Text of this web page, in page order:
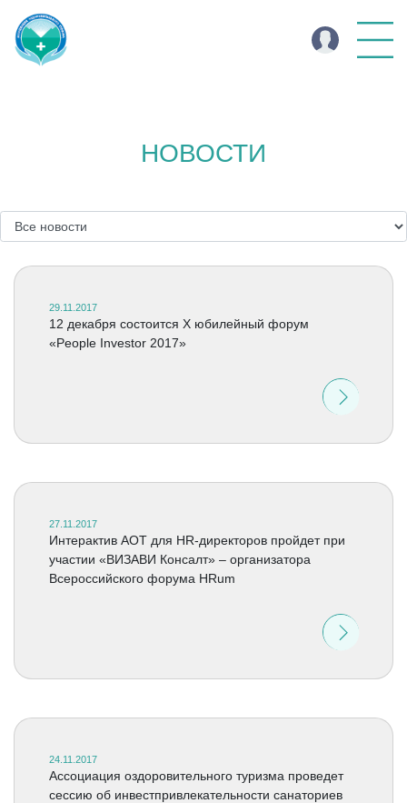
НОВОСТИ
29.11.2017
12 декабря состоится X юбилейный форум
«People Investor 2017»
27.11.2017
Интерактив АОТ для HR-директоров пройдет при
участии «ВИЗАВИ Консалт» – организатора
Всероссийского форума HRum
24.11.2017
Ассоциация оздоровительного туризма проведет
сессию об инвестпривлекательности санаториев